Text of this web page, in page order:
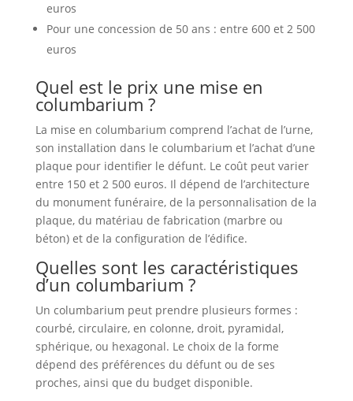
euros
Pour une concession de 50 ans : entre 600 et 2 500
euros
Quel est le prix une mise en
columbarium ?
La mise en columbarium comprend l’achat de l’urne,
son installation dans le columbarium et l’achat d’une
plaque pour identifier le défunt. Le coût peut varier
entre 150 et 2 500 euros. Il dépend de l’architecture
du monument funéraire, de la personnalisation de la
plaque, du matériau de fabrication (marbre ou
béton) et de la configuration de l’édifice.
Quelles sont les caractéristiques
d’un columbarium ?
Un columbarium peut prendre plusieurs formes :
courbé, circulaire, en colonne, droit, pyramidal,
sphérique, ou hexagonal. Le choix de la forme
dépend des préférences du défunt ou de ses
proches, ainsi que du budget disponible.